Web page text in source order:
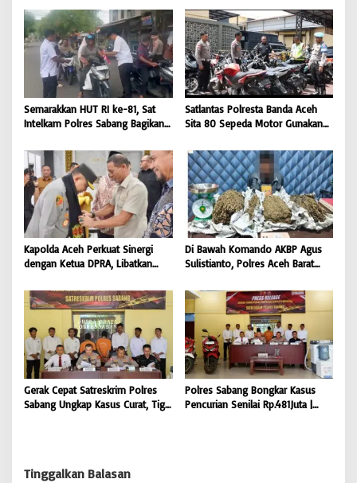
Semarakkan HUT RI ke-81, Sat
Intelkam Polres Sabang Bagikan
Masyarakat |
BONGKAR’Perkara.com
Satlantas Polresta Banda Aceh
Sita 80 Sepeda Motor Gunakan
BONGKAR’Perkara.com
Kapolda Aceh Perkuat Sinergi
dengan Ketua DPRA, Libatkan
Kamtibmas dan Dukung
Pembangunan Aceh |
BONGKAR’Perkara.com
Di Bawah Komando AKBP Agus
Sulistianto, Polres Aceh Barat
Kilogram Ganja Avatar photo |
BONGKAR ‘Perkara.com
Gerak Cepat Satreskrim Polres
Sabang Ungkap Kasus Curat, Tiga
Polres Sabang Bongkar Kasus
Pencurian Senilai Rp.481Juta |
Tinggalkan Balasan